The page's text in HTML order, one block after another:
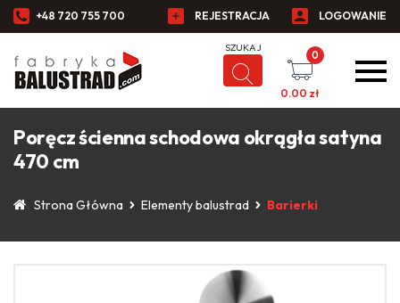
+48 720 755 700 REJESTRACJA LOGOWANIE
0
0.00 zł
Poręcz ścienna schodowa okrągła satyna
470 cm
Strona Główna Elementy balustrad Barierki